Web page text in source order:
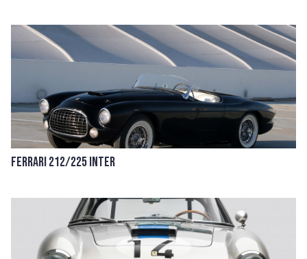
Ferrari 212/225 Inter